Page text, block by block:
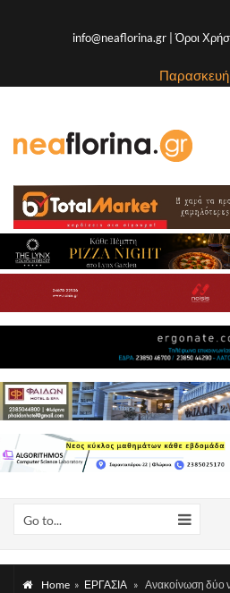
info@neaflorina.gr |Όροι
Παρασκευή
Go to...
Home » ΕΡΓΑΣΙΑ » Ανακοίνωση δύο